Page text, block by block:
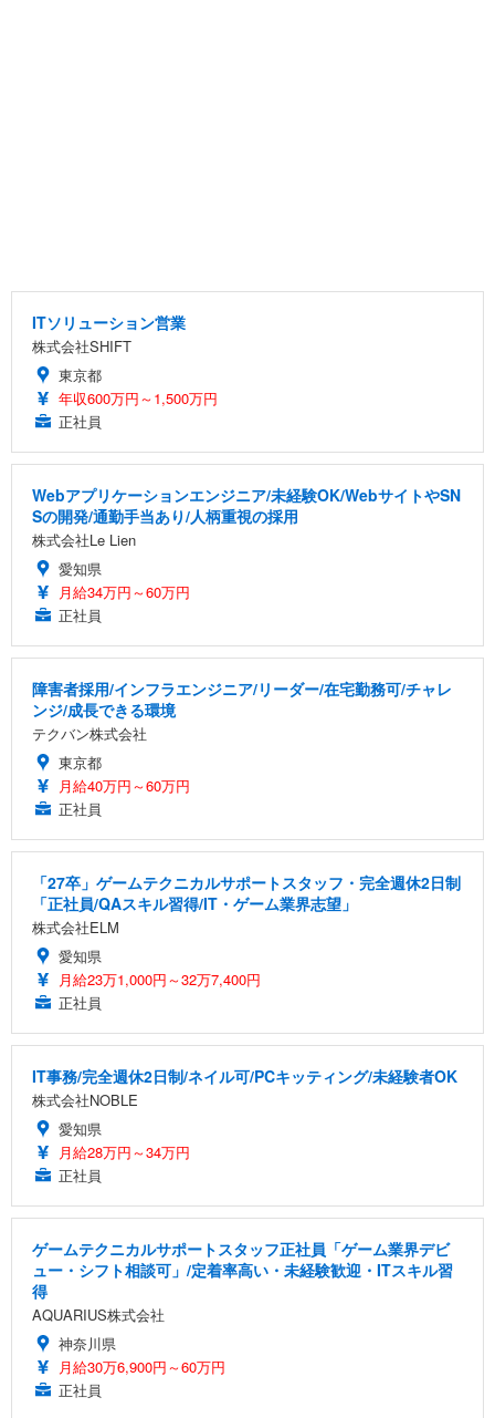
ITソリューション営業
株式会社SHIFT
東京都
年収600万円～1,500万円
正社員
Webアプリケーションエンジニア/未経験OK/WebサイトやSN
Sの開発/通勤手当あり/人柄重視の採用
株式会社Le Lien
愛知県
月給34万円～60万円
正社員
障害者採用/インフラエンジニア/リーダー/在宅勤務可/チャレ
ンジ/成長できる環境
テクバン株式会社
東京都
月給40万円～60万円
正社員
「27卒」ゲームテクニカルサポートスタッフ・完全週休2日制
「正社員/QAスキル習得/IT・ゲーム業界志望」
株式会社ELM
愛知県
月給23万1,000円～32万7,400円
正社員
IT事務/完全週休2日制/ネイル可/PCキッティング/未経験者OK
株式会社NOBLE
愛知県
月給28万円～34万円
正社員
ゲームテクニカルサポートスタッフ正社員「ゲーム業界デビ
ュー・シフト相談可」/定着率高い・未経験歓迎・ITスキル習
得
AQUARIUS株式会社
神奈川県
月給30万6,900円～60万円
正社員